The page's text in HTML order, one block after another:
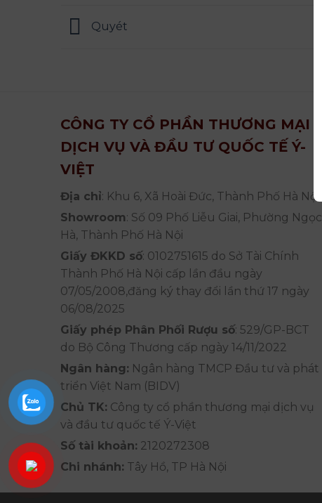
Quyét
CÔNG TY CỔ PHẦN THƯƠNG MẠI
DỊCH VỤ VÀ ĐẦU TƯ QUỐC TẾ Ý-
VIỆT
Địa chỉ: Khu 6, Xã Hoài Đức, Thành Phố Hà Nội
Showroom: Số 09 Phố Liễu Giai, Phường Ngọc
Hà, Thành Phố Hà Nội
Giấy ĐKKD số: 0102751615 do Sở Tài Chính
Thành Phố Hà Nội cấp lần đầu ngày
07/05/2008,đăng ký thay đổi lần thứ 17 ngày
06/08/2025
Giấy phép Phân Phối Rượu số: 529/GP-BCT
do Bộ Công Thương cấp ngày 14/11/2022
Ngân hàng: Ngân hàng TMCP Đầu tư và phát
triển Việt Nam (BIDV)
Chủ TK: Công ty cổ phần thương mại dịch vụ
và đầu tư quốc tế Ý-Việt
Số tài khoản: 2120272308
Chi nhánh: Tây Hồ, TP Hà Nội